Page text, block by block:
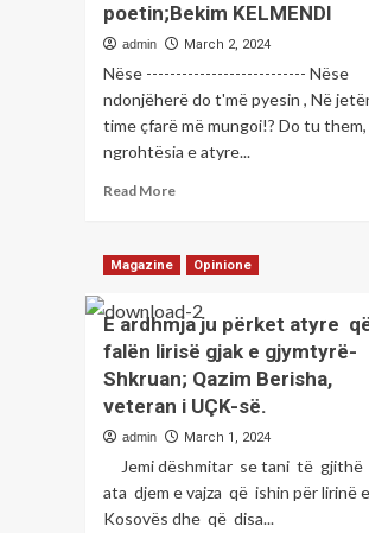
poetin;Bekim KELMENDI
admin March 2, 2024
Nëse --------------------------- Nëse
ndonjëherë do t'më pyesin , Në
time çfarë më mungoi!? Do tu them,
ngrohtësia e atyre...
Read MoreRead
E
shtuna
me
poetin;Bekim
KELMENDI
Magazine Opinione
E ardhmja ju përket atyre
falën lirisë gjak e gjymtyrë-
Shkruan; Qazim Berisha,
veteran i UÇK-së.
admin March 1, 2024
Jemi dëshmitar se tani të gjithë
ata djem e vajza që ishin për lirinë e
Kosovës dhe që disa...